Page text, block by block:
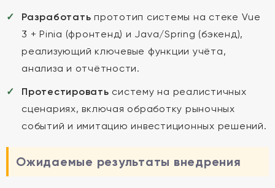
Разработать прототип системы на стеке Vue
3 + Pinia (фронтенд) и Java/Spring (бэкенд),
реализующий ключевые функции учёта,
анализа и отчётности.
Протестировать систему на реалистичных
сценариях, включая обработку рыночных
событий и имитацию инвестиционных решений.
Ожидаемые результаты внедрения